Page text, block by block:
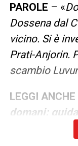
PAROLE – «
Dossena dal
vicino. Si è
Prati-Anjorin.
scambio
LEGGI
domani: